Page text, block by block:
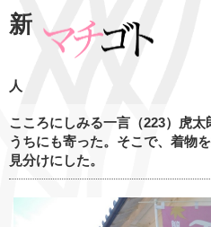
新
人
こころにしみる一言（223）虎
うちにも寄った。そこで、着物
見分けにした。